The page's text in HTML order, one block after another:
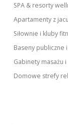
SPA & resorty
Apartamenty z
Siłownie i kluby
Baseny publiczne
Gabinety masażu
Domowe strefy